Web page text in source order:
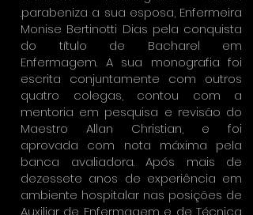
.parabeniza a sua esposa, Enfermeira
Monise Bertinotti Dias pela conquista
do título de Bacharel em
Enfermagem. A sua monografia foi
escrita conjuntamente com outros
quatro colegas, contou com a
mentoria em pesquisa e revisão do
Maestro Allan Christian, e foi
aprovada com nota máxima pela
banca avaliadora. Após mais de
dezessete anos de experiência em
ambiente hospitalar nas posições de
Auxiliar de Enfermagem e de Técnica